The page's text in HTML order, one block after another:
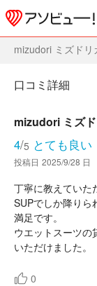
mizudori ミズドリ
口コミ詳細
mizudori ミズ
4/5 とても良い
投稿日 2025/9/28 日
丁寧に教えていた
SUPでしか降りら
満足です。
ウエットスーツの
いただけました。
0